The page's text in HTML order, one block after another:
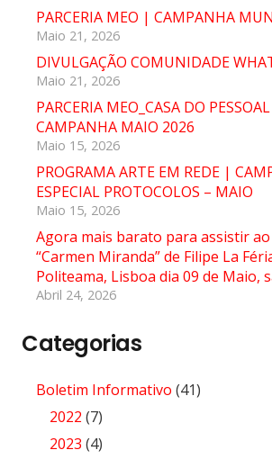
PARCERIA MEO | CAMPANHA
Maio 21, 2026
DIVULGAÇÃO COMUNIDADE
Maio 21, 2026
PARCERIA MEO_CASA DO
CAMPANHA MAIO 2026
Maio 15, 2026
PROGRAMA ARTE EM REDE |
ESPECIAL PROTOCOLOS – MAIO
Maio 15, 2026
Agora mais barato para assistir
“Carmen Miranda” de Filipe La
Politeama, Lisboa dia 09 de Maio,
Abril 24, 2026
Categorias
Boletim Informativo (41)
2022 (7)
2023 (4)